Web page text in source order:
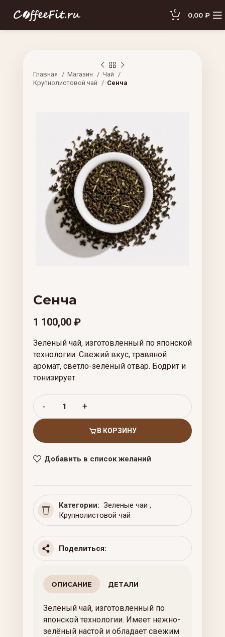
0 0,00 ₽
Главная Магазин
Чай
Крупнолистовой чай
Сенча
Сенча
1 100,00 ₽
Зелёный чай, изготовленный по японской
технологии. Свежий вкус, травяной
аромат, светло-зелёный отвар. Бодрит и
тонизирует.
В КОРЗИНУ
Добавить в список желаний
Категории: Зеленые чаи ,
Крупнолистовой чай
Поделиться:
ОПИСАНИЕ ДЕТАЛИ
Зелёный чай, изготовленный по
японской технологии. Имеет нежно-
зелёный настой и обладает свежим